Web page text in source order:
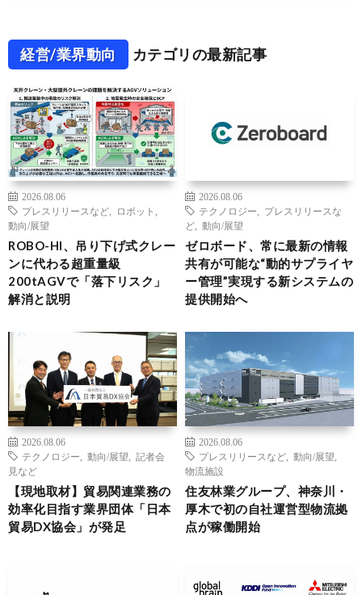
経営/業界動向 カテゴリの最新記事
2026.08.06
プレスリリースなど
ロボット
動向/展望
ROBO-HI、吊り下げ式クレー
ンに代わる超重量級
200tAGVで「落下リスク」
解消と説明
2026.08.06
テクノロジー
プレスリリースな
ど
動向/展望
ゼロボード、常に最新の情報
共有が可能な“動的サプライヤ
ー管理”実現する新システムの
提供開始へ
2026.08.06
テクノロジー
動向/展望
記者会
見など
【現地取材】貿易関連業務の
効率化目指す業界団体「日本
貿易DX協会」が発足
2026.08.06
プレスリリースなど
動向/展望
物流施設
住友林業グループ、神奈川・
厚木で初の自社運営型物流拠
点が稼働開始